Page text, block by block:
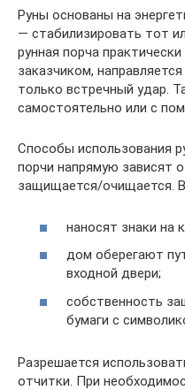
Руны основаны на
— стабилизировать тот
рунная порча
заказчиком,
только встречный удар.
самостоятельно или с
Способы использования
порчи напрямую зависят
защищается/очищается.
наносят знаки на
дом оберегают
входной двери;
собственность
бумаги с
Разрешается
отчитки. При